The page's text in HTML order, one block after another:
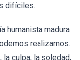
difíciles.
humanista madura
realizarnos.
la culpa, la soledad,